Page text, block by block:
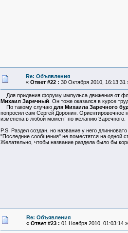
Re: Объявления
« Ответ #22 : 30 Октября 2010, 16:13:31
Для придания форуму импульса движения от
Михаил Заречный . Он тоже оказался в курсе
По такому случаю для Михаила Заречного
попросил сам Сергей Доронин. Ориентировочное
изменена в любой момент по желанию Заречного.
P.S. Раздел создан, но название у него
"Последние сообщения" не поместятся на одной
Желательно, чтобы название раздела было бы
Re: Объявления
« Ответ #23 : 01 Ноября 2010, 01:03:14 »